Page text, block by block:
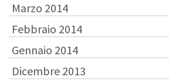
Marzo 2014
Febbraio 2014
Gennaio 2014
Dicembre 2013